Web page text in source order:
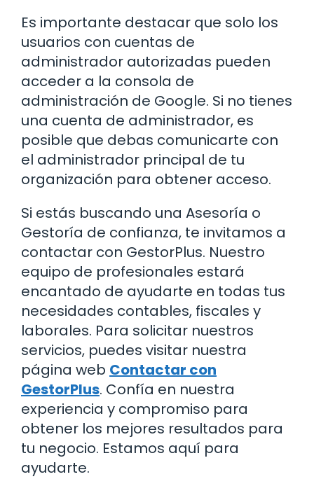
Es importante destacar que solo los
usuarios con cuentas de
administrador autorizadas pueden
acceder a la consola de
administración de Google. Si no tienes
una cuenta de administrador, es
posible que debas comunicarte con
el administrador principal de tu
organización para obtener acceso.
Si estás buscando una Asesoría o
Gestoría de confianza, te invitamos a
contactar con GestorPlus. Nuestro
equipo de profesionales estará
encantado de ayudarte en todas tus
necesidades contables, fiscales y
laborales. Para solicitar nuestros
servicios, puedes visitar nuestra
página web Contactar con
GestorPlus. Confía en nuestra
experiencia y compromiso para
obtener los mejores resultados para
tu negocio. Estamos aquí para
ayudarte.